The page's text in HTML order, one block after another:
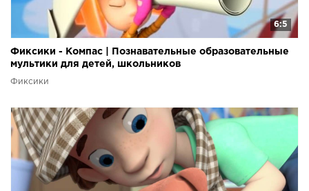
6:5
Фиксики - Компас | Познавательные образовательные
мультики для детей, школьников
Фиксики